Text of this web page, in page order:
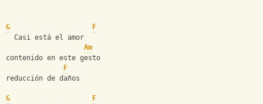
G
F
  Casi está el amor
Am
contenido en este gesto
F
reducción de daños
G
F